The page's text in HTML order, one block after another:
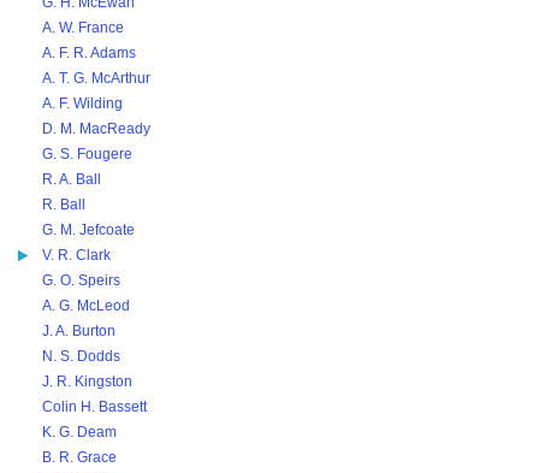
A. W. France
A. F. R. Adams
A. T. G. McArthur
A. F. Wilding
D. M. MacReady
G. S. Fougere
R. A. Ball
R. Ball
G. M. Jefcoate
V. R. Clark
G. O. Speirs
A. G. McLeod
J. A. Burton
N. S. Dodds
J. R. Kingston
Colin H. Bassett
K. G. Deam
B. R. Grace